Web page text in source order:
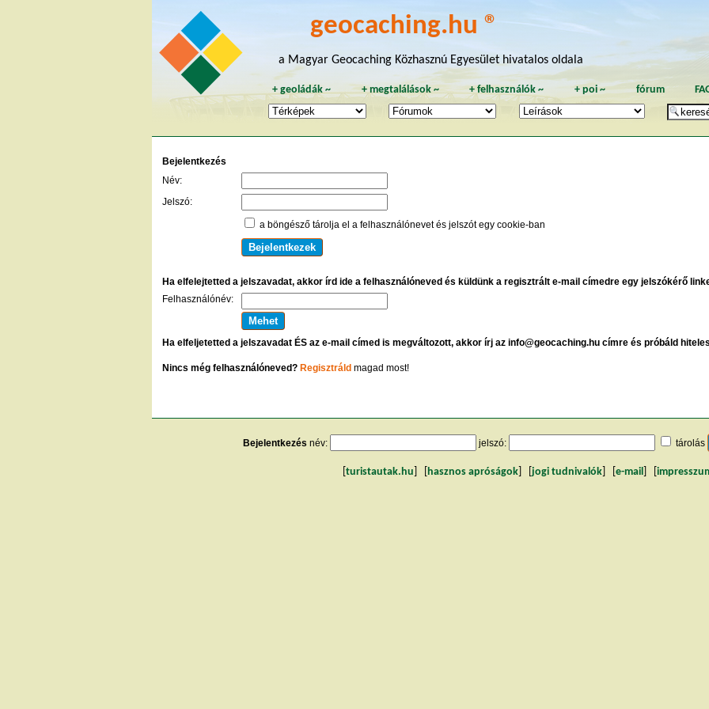
geocaching.hu ®
a Magyar Geocaching Közhasznú Egyesület hivatalos oldala
+geoládák~ +megtalálások~ +felhasználók ~ + poi~ fórum
Bejelentkezés
Név:
Jelszó:
a böngésző tárolja el a felhasználónevet és jelszót egy cookie-ban
Ha elfelejtetted a jelszavadat, akkor írd ide a felhasználóneved és küldünk a regisztrált e-mail címedre egy jelszókérő
Felhasználónév:
Ha elfeljetetted a jelszavadat ÉS az e-mail címed is megváltozott, akkor írj az info@geocaching.hu címre és próbáld
Nincs még felhasználóneved? Regisztráld magad most!
Bejelentkezés név: jelszó: tárolás
turistautak.hu hasznos apróságok jogi tudnivalók e-mail